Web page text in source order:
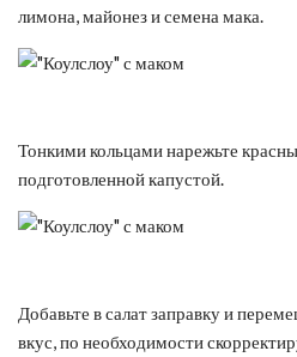
лимона, майонез и семена мака.
Тонкими кольцами нарежьте
подготовленной капустой.
Добавьте в салат заправку и
вкус, по необходимости